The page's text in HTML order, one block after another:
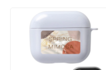
ジナル感が一層増します。
お客様にはデザインをご入
稿いただくだけでオリジナ
ル商品として販売していた
だくことができます。 その
他、各種サイズやクリアタ
ので、お客様にはデザイン
を入稿していただくだけで
オリジナル商品として販売
していただくことができま
す。 短納期・小ロットでの
ーリング）は、スマートフ
ォンの背面に取り付けるこ
とで、端末の落下を防止し
操作性を格段に向上させて
くれる人気の実用グッズで
す。中央のリング部分は360